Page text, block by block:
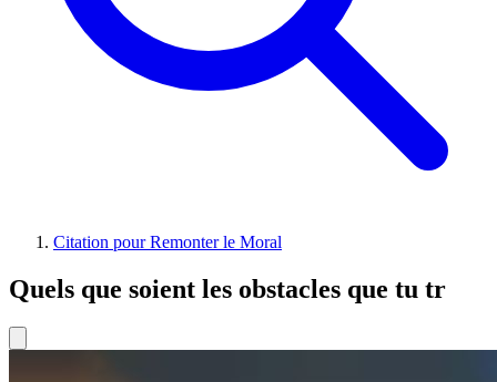
Citation pour Remonter le Moral
Quels que soient les obstacles que tu tr